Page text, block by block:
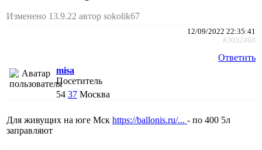
Изменено 13.9.22 автор sokolik67
12/09/2022 22:35:41
#3032468
Ответить
misa
Посетитель
54 37 Москва
Для живущих на юге Мск https://ballonis.ru/... - по 400 5л
заправляют